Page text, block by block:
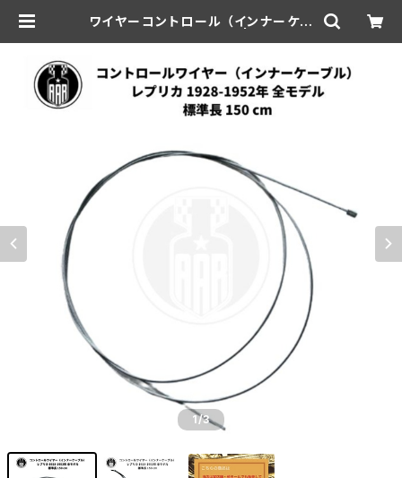
ワイヤーコントロール （インナーケー
1/3